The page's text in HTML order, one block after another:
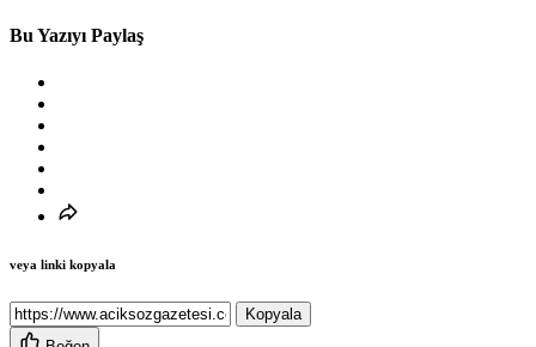
Bu Yazıyı Paylaş
veya linki kopyala
Kopyala